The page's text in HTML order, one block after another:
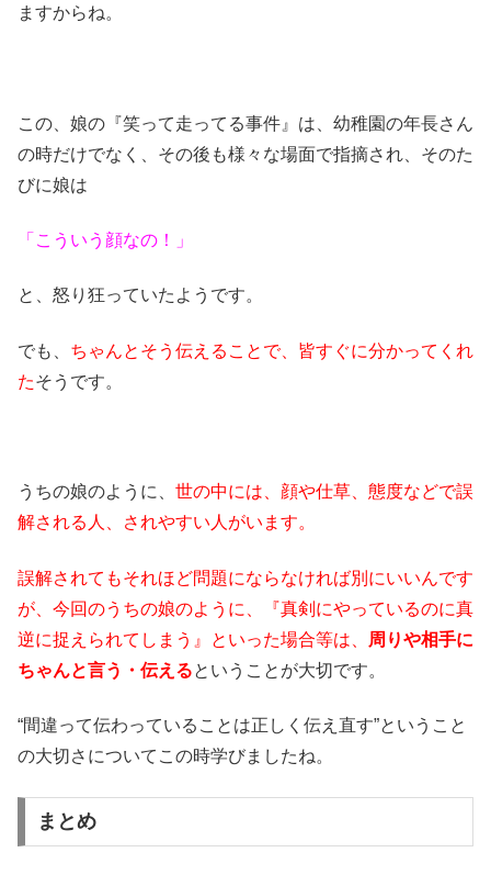
ますからね。
この、娘の『笑って走ってる事件』は、幼稚園の年長さん
の時だけでなく、その後も様々な場面で指摘され、そのた
びに娘は
「こういう顔なの！」
と、怒り狂っていたようです。
でも、 ちゃんとそう伝えることで、皆すぐに分かってくれ
たそうです。
うちの娘のように、 世の中には、顔や仕草、態度などで誤
解される人、されやすい人がいます。
誤解されてもそれほど問題にならなければ別にいいんです
が、今回のうちの娘のように、『真剣にやっているのに真
逆に捉えられてしまう』といった場合等は、
周りや相手に
ちゃんと言う・伝えるということが大切です。
“間違って伝わっていることは正しく伝え直す”ということ
の大切さについてこの時学びましたね。
まとめ